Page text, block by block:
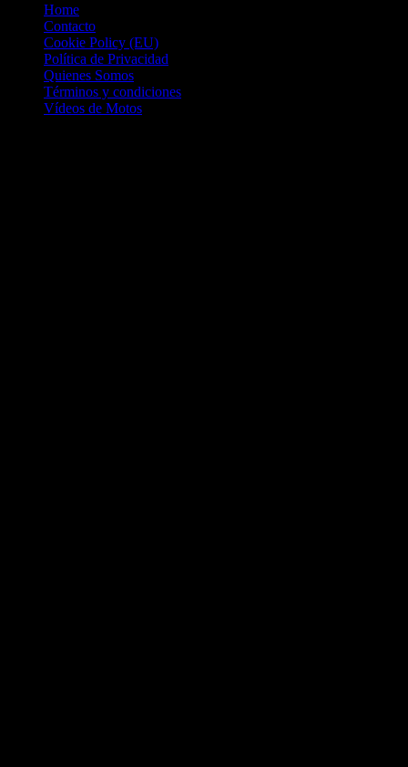
Home
Contacto
Cookie Policy (EU)
Política de Privacidad
Quienes Somos
Términos y condiciones
Vídeos de Motos